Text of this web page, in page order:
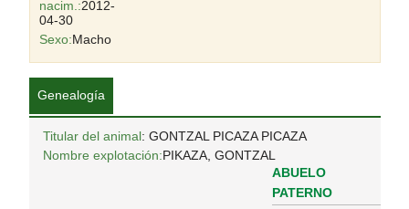
nacim.:2012-
04-30
Sexo:Macho
Genealogía
Titular del animal: GONTZAL PICAZA PICAZA
Nombre explotación:PIKAZA, GONTZAL
ABUELO
PATERNO